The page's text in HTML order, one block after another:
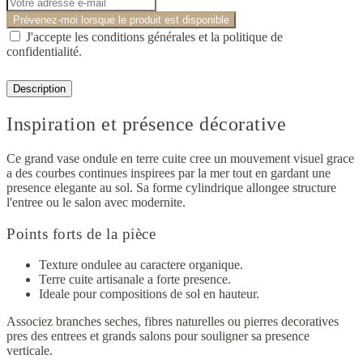
Prévenez-moi lorsque le produit est disponible
J'accepte les conditions générales et la politique de
confidentialité.
Description
Inspiration et présence décorative
Ce grand vase ondule en terre cuite cree un mouvement visuel grace
a des courbes continues inspirees par la mer tout en gardant une
presence elegante au sol. Sa forme cylindrique allongee structure
l'entree ou le salon avec modernite.
Points forts de la pièce
Texture ondulee au caractere organique.
Terre cuite artisanale a forte presence.
Ideale pour compositions de sol en hauteur.
Associez branches seches, fibres naturelles ou pierres decoratives
pres des entrees et grands salons pour souligner sa presence
verticale.